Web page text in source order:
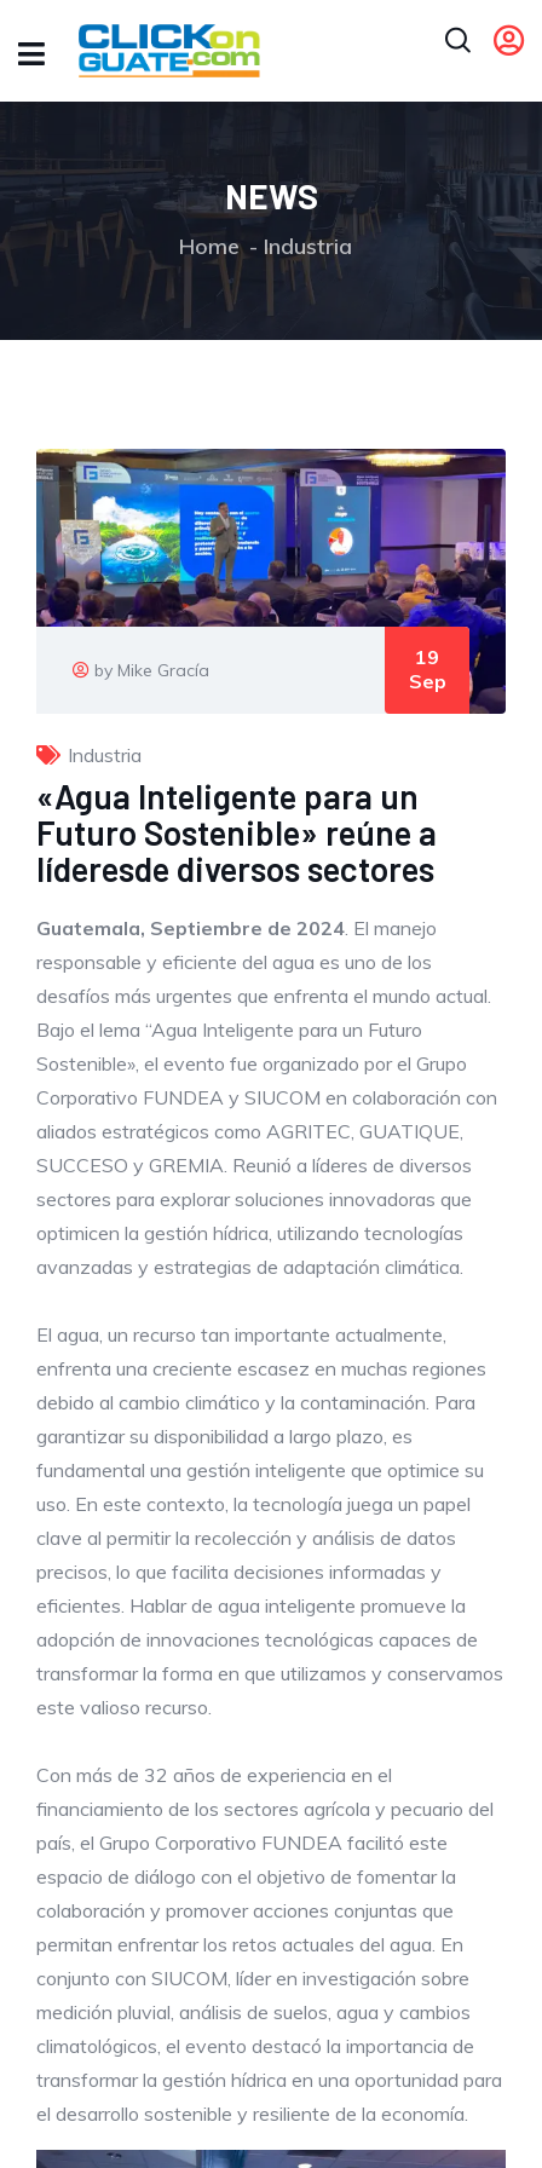
NEWS
Home Industria
by Mike Gracía
19
Sep
Industria
«Agua Inteligente para un
Futuro Sostenible» reúne a
líderesde diversos sectores
Guatemala, Septiembre de 2024 . El manejo
responsable y eficiente del agua es uno de los
desafíos más urgentes que enfrenta el mundo actual.
Bajo el lema “Agua Inteligente para un Futuro
Sostenible», el evento fue organizado por el Grupo
Corporativo FUNDEA y SIUCOM en colaboración con
aliados estratégicos como AGRITEC, GUATIQUE,
SUCCESO y GREMIA. Reunió a líderes de diversos
sectores para explorar soluciones innovadoras que
optimicen la gestión hídrica, utilizando tecnologías
avanzadas y estrategias de adaptación climática.
El agua, un recurso tan importante actualmente,
enfrenta una creciente escasez en muchas regiones
debido al cambio climático y la contaminación. Para
garantizar su disponibilidad a largo plazo, es
fundamental una gestión inteligente que optimice su
uso. En este contexto, la tecnología juega un papel
clave al permitir la recolección y análisis de datos
precisos, lo que facilita decisiones informadas y
eficientes. Hablar de agua inteligente promueve la
adopción de innovaciones tecnológicas capaces de
transformar la forma en que utilizamos y conservamos
este valioso recurso.
Con más de 32 años de experiencia en el
financiamiento de los sectores agrícola y pecuario del
país, el Grupo Corporativo FUNDEA facilitó este
espacio de diálogo con el objetivo de fomentar la
colaboración y promover acciones conjuntas que
permitan enfrentar los retos actuales del agua. En
conjunto con SIUCOM, líder en investigación sobre
medición pluvial, análisis de suelos, agua y cambios
climatológicos, el evento destacó la importancia de
transformar la gestión hídrica en una oportunidad para
el desarrollo sostenible y resiliente de la economía.